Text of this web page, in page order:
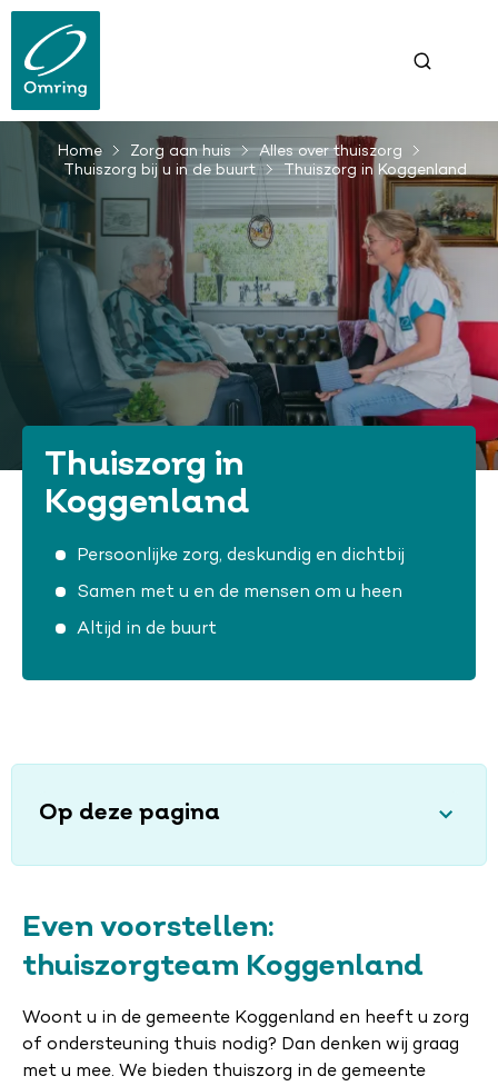
naar
gaan
Kruimelpad
Home Zorg aan huis
Alles over thuiszorg
Thuiszorg bij u in de buurt
Thuiszorg in Koggenland
Thuiszorg in
Koggenland
Persoonlijke zorg, deskundig en dichtbij
Samen met u en de mensen om u heen
Altijd in de buurt
Op deze pagina
Even voorstellen:
thuiszorgteam Koggenland
Woont u in de gemeente Koggenland en heeft u zorg
of ondersteuning thuis nodig? Dan denken wij graag
met u mee. We bieden thuiszorg in de gemeente